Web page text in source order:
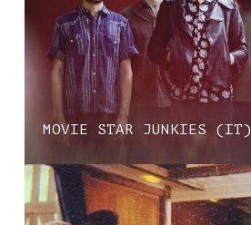
MOVIE STAR JUNKIES (IT)